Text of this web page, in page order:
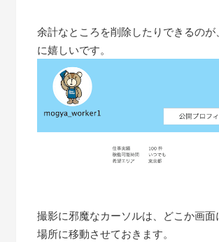
余計なところを削除したりできるのが
に嬉しいです。
撮影に邪魔なカーソルは、どこか画面
場所に移動させておきます。